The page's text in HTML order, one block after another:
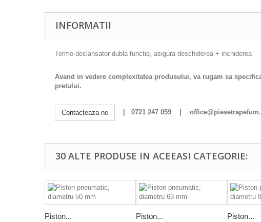
INFORMATII
Termo-declansator dubla functie, asigura deschiderea + inchiderea
Avand in vedere complexitatea produsului, va rugam sa
pretului.
Contacteaza-ne | 0721 247 059 |
30 ALTE PRODUSE IN ACEEASI CATEGORIE:
Piston... Piston... Piston...